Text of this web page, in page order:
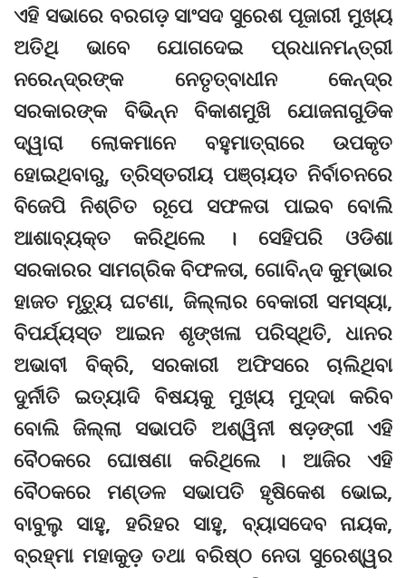
ଏହି ସଭାରେ ବରଗଡ଼ ସାଂସଦ ସୁରେଶ ପୂଜାରୀ ମୁଖ୍ୟ
ଅତିଥି ଭାବେ ଯୋଗଦେଇ ପ୍ରଧାନମନ୍ତ୍ରୀ
ନରେନ୍ଦ୍ରଙ୍କ ନେତୃତ୍ବାଧୀନ କେନ୍ଦ୍ର
ସରକାରଙ୍କ ବିଭିନ୍ନ ବିକାଶମୁଖି ଯୋଜନାଗୁଡିକ
ଦ୍ୱାରା ଲୋକମାନେ ବହୁମାତ୍ରାରେ ଉପକୃତ
ହୋଇଥିବାରୁ, ତ୍ରିସ୍ତରୀୟ ପଞ୍ଚାୟତ ନିର୍ବାଚନରେ
ବିଜେପି ନିଶ୍ଚିତ ରୂପେ ସଫଳତା ପାଇବ ବୋଲି
ଆଶାବ୍ୟକ୍ତ କରିଥିଲେ । ସେହିପରି ଓଡିଶା
ସରକାରର ସାମଗ୍ରିକ ବିଫଳତା, ଗୋବିନ୍ଦ କୁମ୍ଭାର
ହାଜତ ମୃତ୍ୟୁ ଘଟଣା, ଜିଲ୍ଲାର ବେକାରୀ ସମସ୍ୟା,
ବିପର୍ଯ୍ୟସ୍ତ ଆଇନ ଶୃଙ୍ଖଳା ପରିସ୍ଥିତି, ଧାନର
ଅଭାବୀ ବିକ୍ରି, ସରକାରୀ ଅଫିସରେ ଚାଲିଥିବା
ଦୁର୍ନୀତି ଇତ୍ୟାଦି ବିଷୟକୁ ମୁଖ୍ୟ ମୁଦ୍ଦା କରିବ
ବୋଲି ଜିଲ୍ଲା ସଭାପତି ଅଶ୍ୱିନୀ ଷଡ଼ଙ୍ଗୀ ଏହି
ବୈଠକରେ ଘୋଷଣା କରିଥିଲେ । ଆଜିର ଏହି
ବୈଠକରେ ମଣ୍ଡଳ ସଭାପତି ହୃଷିକେଶ ଭୋଇ,
ବାବୁଲୁ ସାହୁ, ହରିହର ସାହୁ, ବ୍ୟାସଦେବ ନାୟକ,
ବ୍ରହ୍ମା ମହାକୁଡ଼ ତଥା ବରିଷ୍ଠ ନେତା ସୁରେଶ୍ୱର